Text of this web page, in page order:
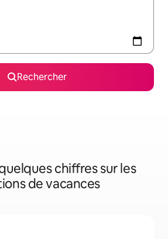
Rechercher
chiffres sur les
de vacances